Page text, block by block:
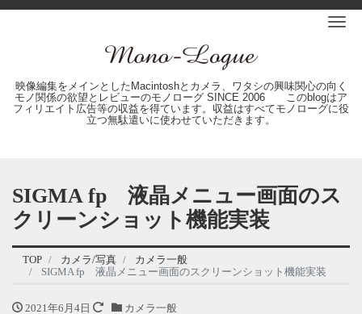
映像編集をメインとしたMacintoshとカメラ、ワタシの興味関心の向く
モノ関係の欲望とレビューのモノローグ SINCE 2006 このblogはア
フィリエイト広告等の収益を得ています。収益はすべてモノローグに役
立つ無駄遣いに使わせていただきます。
SIGMA fp 液晶メニュー画面のス
クリーンショット機能実装
TOP カメラ/写真
カメラ一般
SIGMA fp 液晶メニュー画面のスクリーンショット機能実装
2021年6月4日 カメラ一般